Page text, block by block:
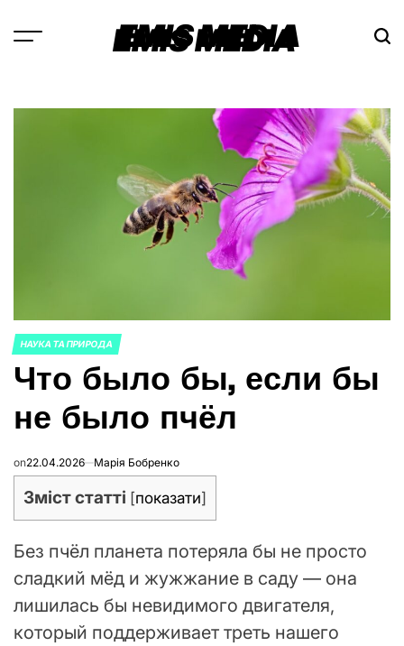
EMIS MEDIA
ОПУБЛИКОВАНО
В
НАУКА ТА ПРИРОДА
Что было бы, если бы
не было пчёл
on22.04.2026 Марія Бобренко
Зміст статті [показати]
Без пчёл планета потеряла бы не просто
сладкий мёд и жужжание в саду — она
лишилась бы невидимого двигателя,
который поддерживает треть нашего